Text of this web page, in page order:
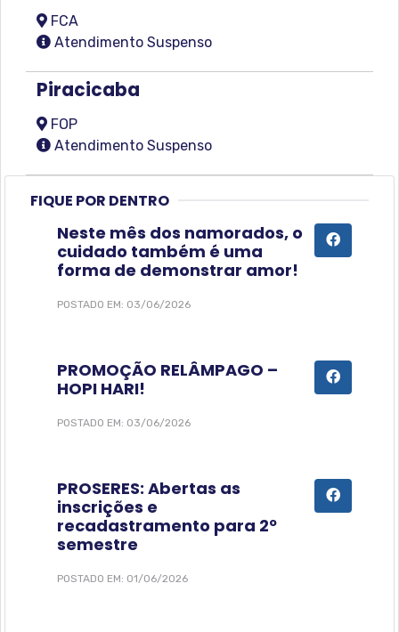
FCA
Atendimento Suspenso
Piracicaba
FOP
Atendimento Suspenso
FIQUE POR DENTRO
Neste mês dos namorados, o
cuidado também é uma
forma de demonstrar amor!
POSTADO EM: 03/06/2026
PROMOÇÃO RELÂMPAGO –
HOPI HARI!
POSTADO EM: 03/06/2026
PROSERES: Abertas as
inscrições e
recadastramento para 2º
semestre
POSTADO EM: 01/06/2026